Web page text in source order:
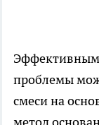
проблемы
смеси на